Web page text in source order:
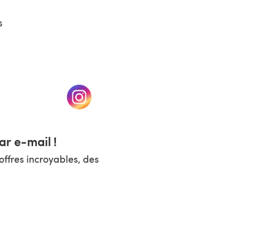
nouvel onglet) (s'ouvre dans un nouvel onglet)
e-mail !
incroyables, des